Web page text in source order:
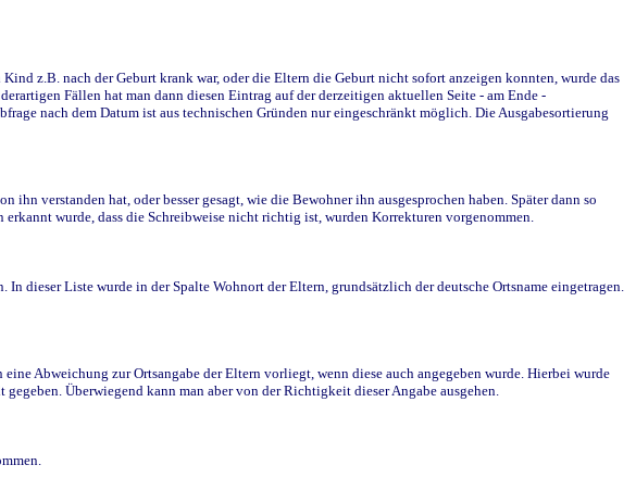
z.B. nach der Geburt krank war, oder die Eltern die Geburt nicht sofort anzeigen konnten, wurde das
Fällen hat man dann diesen Eintrag auf der derzeitigen aktuellen Seite - am Ende -
nach dem Datum ist aus technischen Gründen nur eingeschränkt möglich. Die Ausgabesortierung
verstanden hat, oder besser gesagt, wie die Bewohner ihn ausgesprochen haben. Später dann so
wurde, dass die Schreibweise nicht richtig ist, wurden Korrekturen vorgenommen.
dieser Liste wurde in der Spalte Wohnort der Eltern, grundsätzlich der deutsche Ortsname eingetragen.
Abweichung zur Ortsangabe der Eltern vorliegt, wenn diese auch angegeben wurde. Hierbei wurde
Überwiegend kann man aber von der Richtigkeit dieser Angabe ausgehen.